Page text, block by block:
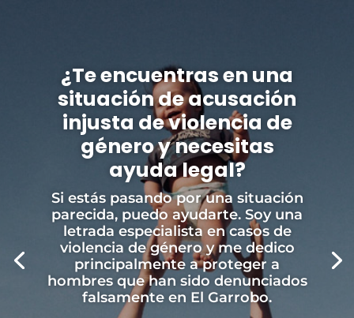
¿Te encuentras en una
situación de acusación
injusta de violencia de
género y necesitas
ayuda legal?
Si estás pasando por una situación
parecida, puedo ayudarte. Soy una
letrada especialista en casos de
violencia de género y me dedico
principalmente a proteger a
hombres que han sido denunciados
falsamente en El Garrobo.